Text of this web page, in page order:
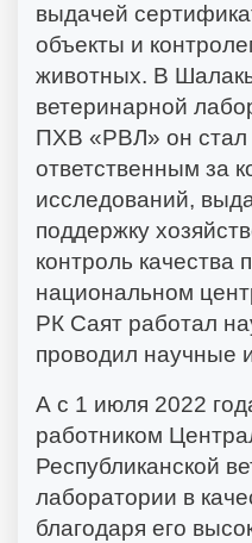
выдачей
объекты и
животных. В
ветеринарной
ПХВ «РВЛ» он
ответственным за
исследований,
поддержку
контроль качества
национальном
РК Саят работал
проводил научные
А с 1 июля 2022
работником
Республиканской
лаборатории в
благодаря его